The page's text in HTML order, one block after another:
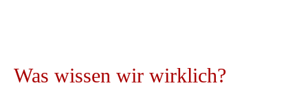
Was wissen wir wirklich?